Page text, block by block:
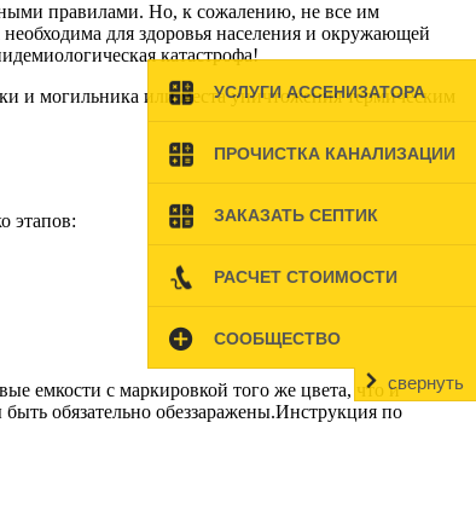
УСЛУГИ АССЕНИЗАТОРА
ПРОЧИСТКА КАНАЛИЗАЦИИ
ЗАКАЗАТЬ СЕПТИК
РАСЧЕТ СТОИМОСТИ
СООБЩЕСТВО
свернуть
правилами. Но, к сожалению, не все им
для здоровья населения и окружающей
катастрофа!
и могильника или места уничтожения термическим
этапов:
емкости с маркировкой того же цвета, что и
обязательно обеззаражены.Инструкция по